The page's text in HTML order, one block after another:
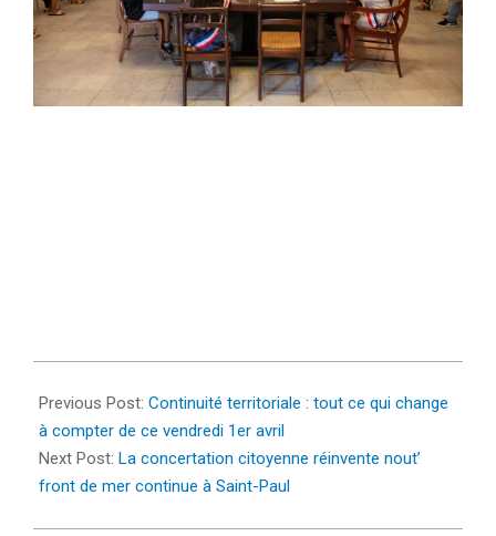
04-
01
Previous Post: Continuité territoriale : tout ce qui change
à compter de ce vendredi 1er avril
Next Post: La concertation citoyenne réinvente nout’
front de mer continue à Saint-Paul